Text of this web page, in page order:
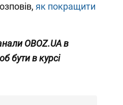
як покращити
OBOZ.UA в
бути в курсі